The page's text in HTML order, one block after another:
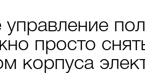
управление
просто
корпуса